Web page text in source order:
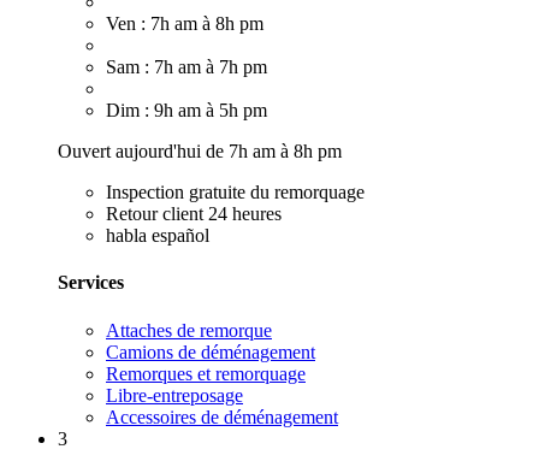
Ven : 7h am à 8h pm
Sam : 7h am à 7h pm
Dim : 9h am à 5h pm
Ouvert aujourd'hui de 7h am à 8h pm
Inspection gratuite du remorquage
Retour client 24 heures
habla español
Services
Attaches de remorque
Camions de déménagement
Remorques et remorquage
Libre-entreposage
Accessoires de déménagement
3